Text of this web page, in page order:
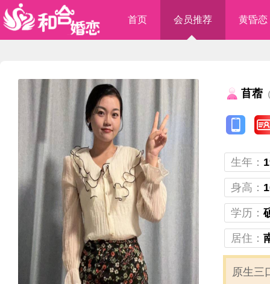
首页 会员推荐 黄昏恋
苜蓿
生年：
身高：
学历：
居住：
原生三